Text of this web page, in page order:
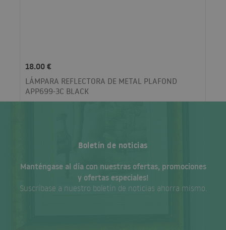
18.00 €
LÁMPARA REFLECTORA DE METAL PLAFOND
APP699-3C BLACK
Boletín de noticias
Manténgase al día con nuestras ofertas, promociones
y ofertas especiales!
Suscríbase a nuestro boletín de noticias ahorra mismo.